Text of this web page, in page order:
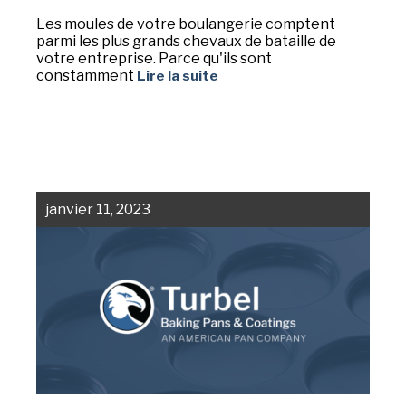
Les moules de votre boulangerie comptent
parmi les plus grands chevaux de bataille de
votre entreprise. Parce qu'ils sont
constamment Lire la suite
janvier 11, 2023